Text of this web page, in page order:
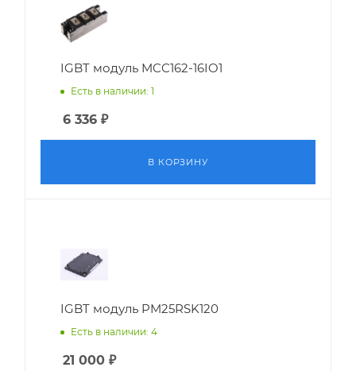
IGBT модуль MCC162-16IO1
Есть в наличии: 1
6 336 ₽
В КОРЗИНУ
IGBT модуль PM25RSK120
Есть в наличии: 4
21 000 ₽